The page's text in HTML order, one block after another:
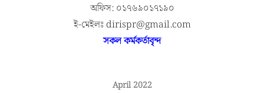
অফিস: ০১৭৬৯০১৭১৯০
ই-মেইলঃ dirispr@gmail.com
সকল কর্মকর্তাবৃন্দ
April 2022